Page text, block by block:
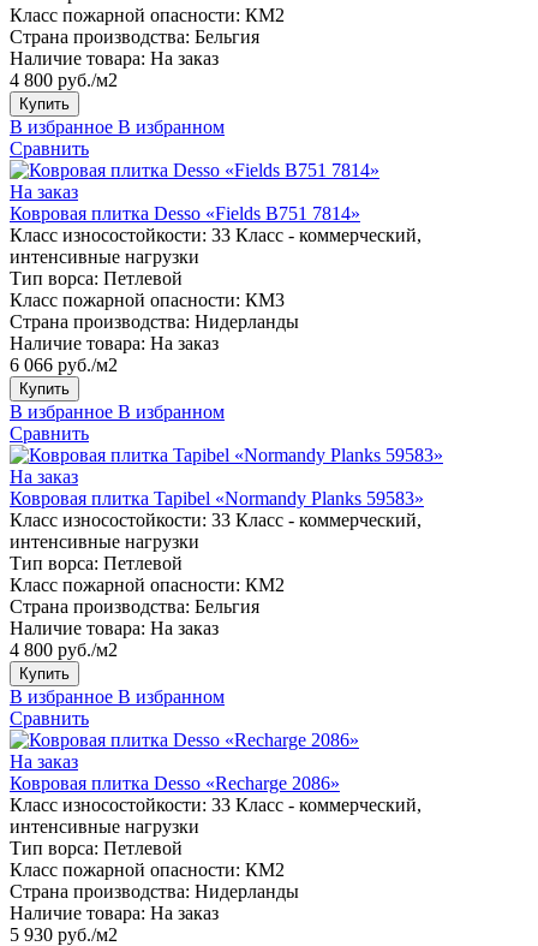
Класс пожарной опасности: КМ2
Страна производства: Бельгия
Наличие товара: На заказ
4 800 руб./м2
Купить
В избранное В избранном
Сравнить
На заказ
Ковровая плитка Desso «Fields B751 7814»
Класс износостойкости: 33 Класс - коммерческий,
интенсивные нагрузки
Тип ворса: Петлевой
Класс пожарной опасности: КМ3
Страна производства: Нидерланды
Наличие товара: На заказ
6 066 руб./м2
Купить
В избранное В избранном
Сравнить
На заказ
Ковровая плитка Tapibel «Normandy Planks 59583»
Класс износостойкости: 33 Класс - коммерческий,
интенсивные нагрузки
Тип ворса: Петлевой
Класс пожарной опасности: КМ2
Страна производства: Бельгия
Наличие товара: На заказ
4 800 руб./м2
Купить
В избранное В избранном
Сравнить
На заказ
Ковровая плитка Desso «Recharge 2086»
Класс износостойкости: 33 Класс - коммерческий,
интенсивные нагрузки
Тип ворса: Петлевой
Класс пожарной опасности: КМ2
Страна производства: Нидерланды
Наличие товара: На заказ
5 930 руб./м2